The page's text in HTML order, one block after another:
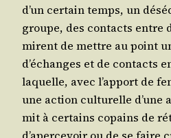
d’un cer­tain temps, un
groupe, des contacts
mirent de mettre au point
d’é­changes et de contacts
laquelle, avec l’ap­port de
une action cultu­relle
mit à cer­tains copains de